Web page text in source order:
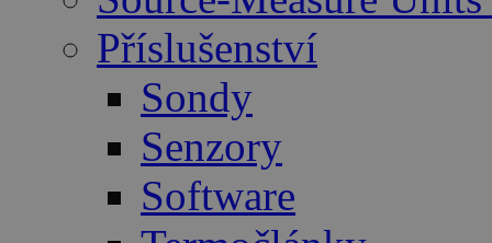
Příslušenství
Sondy
Senzory
Software